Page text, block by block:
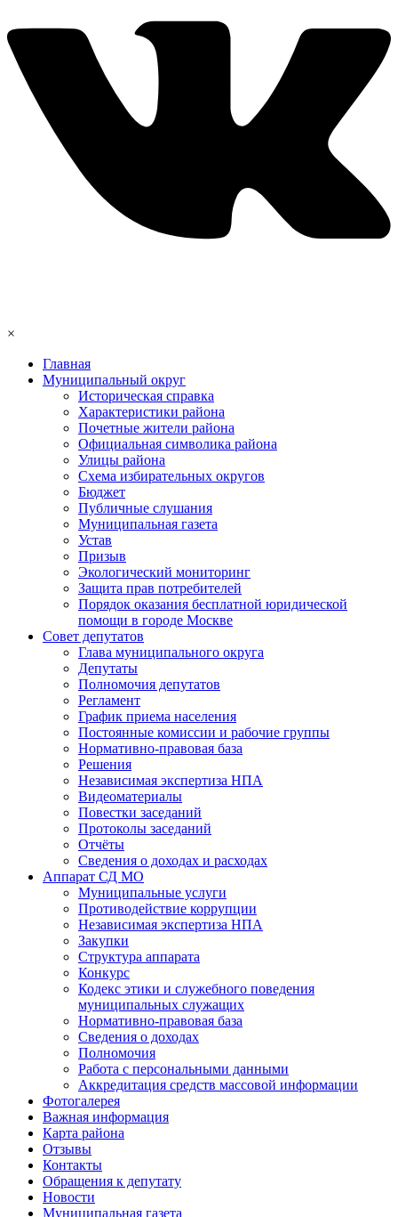
×
Главная
Муниципальный округ
Историческая справка
Характеристики района
Почетные жители района
Официальная символика района
Улицы района
Схема избирательных округов
Бюджет
Публичные слушания
Муниципальная газета
Устав
Призыв
Экологический мониторинг
Защита прав потребителей
Порядок оказания бесплатной юридической
помощи в городе Москве
Совет депутатов
Глава муниципального округа
Депутаты
Полномочия депутатов
Регламент
График приема населения
Постоянные комиссии и рабочие группы
Нормативно-правовая база
Решения
Независимая экспертиза НПА
Видеоматериалы
Повестки заседаний
Протоколы заседаний
Отчёты
Сведения о доходах и расходах
Аппарат СД МО
Муниципальные услуги
Противодействие коррупции
Независимая экспертиза НПА
Закупки
Структура аппарата
Конкурс
Кодекс этики и служебного поведения
муниципальных служащих
Нормативно-правовая база
Сведения о доходах
Полномочия
Работа с персональными данными
Аккредитация средств массовой информации
Фотогалерея
Важная информация
Карта района
Отзывы
Контакты
Обращения к депутату
Новости
Муниципальная газета